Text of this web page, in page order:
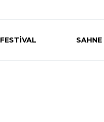
FESTİVAL SAHNE